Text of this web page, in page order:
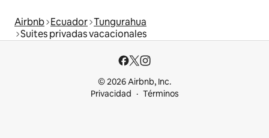
Airbnb Ecuador Tungurahua
Suites privadas vacacionales
© 2026 Airbnb, Inc.
Privacidad
Términos